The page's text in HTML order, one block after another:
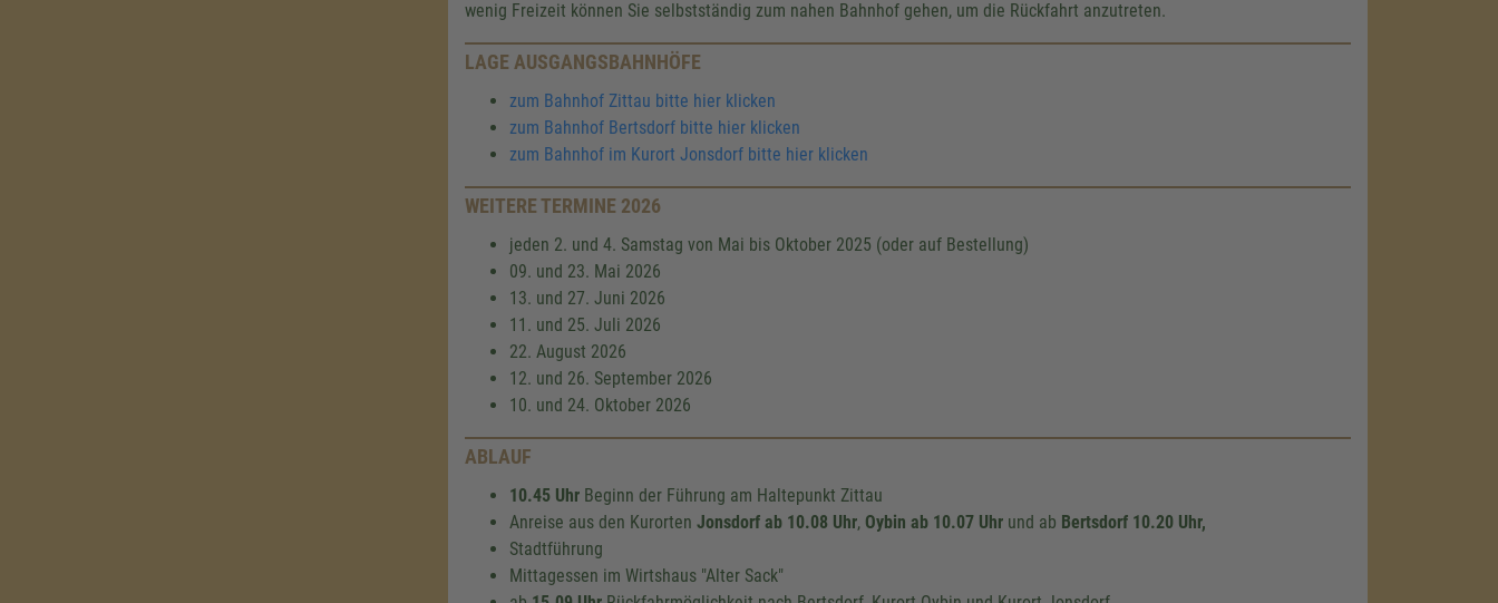
wenig Freizeit können Sie selbstständig zum nahen Bahnhof gehen, um die Rückfahrt anzutreten.
LAGE AUSGANGSBAHNHÖFE
zum Bahnhof Zittau bitte hier klicken
zum Bahnhof Bertsdorf bitte hier klicken
zum Bahnhof im Kurort Jonsdorf bitte hier klicken
WEITERE TERMINE 2026
jeden 2. und 4. Samstag von Mai bis Oktober 2025 (oder auf Bestellung)
09. und 23. Mai 2026
13. und 27. Juni 2026
11. und 25. Juli 2026
22. August 2026
12. und 26. September 2026
10. und 24. Oktober 2026
ABLAUF
10.45 Uhr Beginn der Führung am Haltepunkt Zittau
Anreise aus den Kurorten Jonsdorf ab 10.08 Uhr, Oybin ab 10.07 Uhr und ab Bertsdorf 10.20 Uhr,
Stadtführung
Mittagessen im Wirtshaus "Alter Sack"